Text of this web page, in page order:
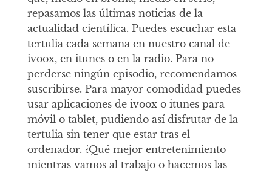
repasamos las últimas noticias de la
actualidad científica. Puedes escuchar esta
tertulia cada semana en nuestro canal de
ivoox, en itunes o en la radio. Para no
perderse ningún episodio, recomendamos
suscribirse. Para mayor comodidad puedes
usar aplicaciones de ivoox o itunes para
móvil o tablet, pudiendo así disfrutar de la
tertulia sin tener que estar tras el
ordenador. ¿Qué mejor entretenimiento
mientras vamos al trabajo o hacemos las